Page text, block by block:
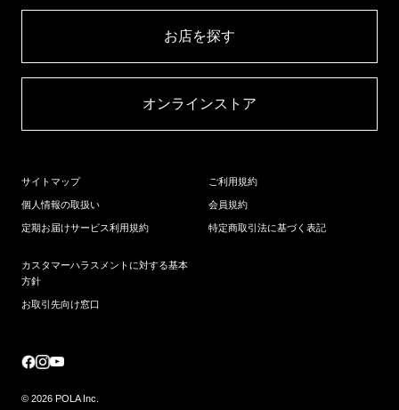
お店を探す​
オンラインストア​
サイトマップ
個人情報の取扱い
定期お届けサービス利用規約
ご利用規約
会員規約
特定商取引法に基づく表記
カスタマーハラスメントに対する基本
方針
お取引先向け窓口
© 2026 POLA Inc.